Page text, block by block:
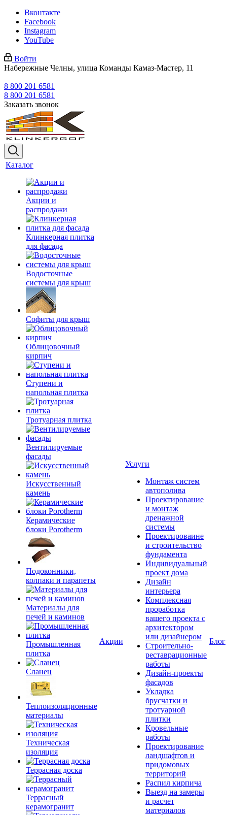
Вконтакте
Facebook
Instagram
YouTube
Войти
Набережные Челны, улица Команды Камаз-Мастер, 11
8 800 201 6581
8 800 201 6581
Заказать звонок
Каталог
Акции и
распродажи
Клинкерная плитка
для фасада
Водосточные
системы для крыш
Софиты для крыш
Облицовочный
кирпич
Ступени и
напольная плитка
Тротуарная плитка
Вентилируемые
фасады
Искусственный
камень
Керамические
блоки Porotherm
Подоконники,
колпаки и парапеты
Материалы для
печей и каминов
Промышленная
плитка
Сланец
Теплоизоляционные
материалы
Техническая
изоляция
Террасная доска
Террасный
керамогранит
Акции
Услуги
Монтаж систем
автополива
Проектирование
и монтаж
дренажной
системы
Проектироваине
и строительство
фундамента
Индивидуальный
проект дома
Дизайн
интерьера
Комплексная
проработка
вашего проекта с
архитектором
или дизайнером
Строительно-
реставрационные
работы
Дизайн-проекты
фасадов
Укладка
брусчатки и
тротуарной
плитки
Кровельные
работы
Проектирование
ландшафтов и
придомовых
территорий
Распил кирпича
Выезд на замеры
и расчет
материалов
Блог